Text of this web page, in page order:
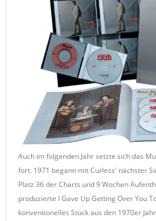
Auch im folgenden Jahr setzte sich das
fort. 1971 begann mit Curless' nächster
Platz 36 der Charts und 9 Wochen
produzierte I Gave Up Getting Over You
konventionelles Stück aus den 1970er